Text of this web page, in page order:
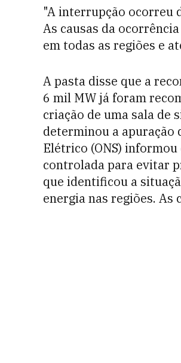
"A interrupção ocorreu
As causas da
em todas as regiões e
A pasta disse que a
6 mil MW já foram
criação de uma sala de
determinou a apuração
Elétrico (ONS)
controlada para evitar
que identificou a
energia nas regiões. As